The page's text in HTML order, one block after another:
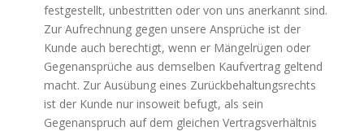
festgestellt, unbestritten oder von uns anerkannt sind.
Zur Aufrechnung gegen unsere Ansprüche ist der
Kunde auch berechtigt, wenn er Mängelrügen oder
Gegenansprüche aus demselben Kaufvertrag geltend
macht. Zur Ausübung eines Zurückbehaltungsrechts
ist der Kunde nur insoweit befugt, als sein
Gegenanspruch auf dem gleichen Vertragsverhältnis